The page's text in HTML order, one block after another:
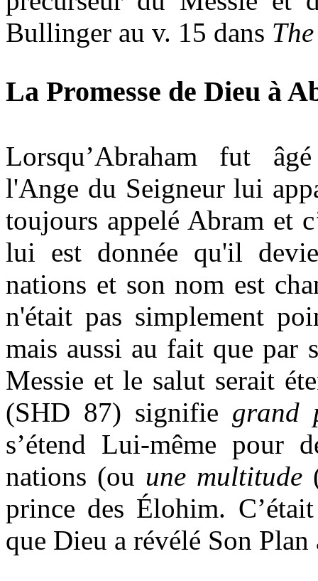
Bullinger au v. 15 dans
La Promesse de Dieu à
Lorsqu’Abraham fut
l'Ange du Seigneur lui
toujours appelé Abram et
lui est donnée qu'il
nations et son nom est
n'était pas simplement
mais aussi au fait que par
Messie et le salut serait
(SHD 87) signifie grand
s’étend Lui-même pour
nations (ou une multitude
prince des Élohim.
que Dieu a révélé Son Plan